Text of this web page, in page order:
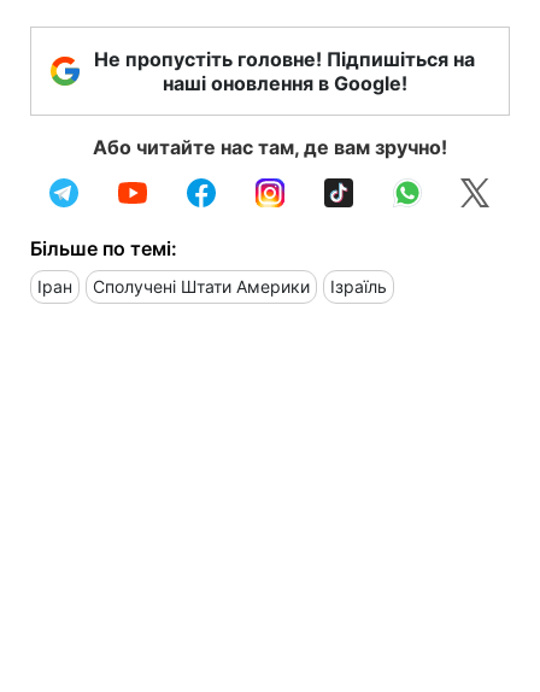
Не пропустіть головне! Підпишіться на
наші оновлення в Google!
Або читайте нас там, де вам зручно!
Більше по темі:
Іран Сполучені Штати Америки Ізраїль